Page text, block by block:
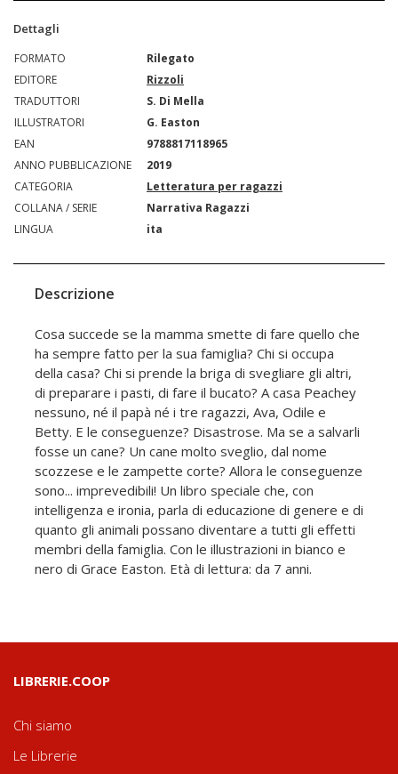
Dettagli
FORMATO
Rilegato
EDITORE
Rizzoli
TRADUTTORI
S. Di Mella
ILLUSTRATORI
G. Easton
EAN
9788817118965
ANNO PUBBLICAZIONE
2019
CATEGORIA
Letteratura per ragazzi
COLLANA / SERIE
Narrativa Ragazzi
LINGUA
ita
Descrizione
Cosa succede se la mamma smette di fare quello che
ha sempre fatto per la sua famiglia? Chi si occupa
della casa? Chi si prende la briga di svegliare gli altri,
di preparare i pasti, di fare il bucato? A casa Peachey
nessuno, né il papà né i tre ragazzi, Ava, Odile e
Betty. E le conseguenze? Disastrose. Ma se a salvarli
fosse un cane? Un cane molto sveglio, dal nome
scozzese e le zampette corte? Allora le conseguenze
sono... imprevedibili! Un libro speciale che, con
intelligenza e ironia, parla di educazione di genere e di
quanto gli animali possano diventare a tutti gli effetti
membri della famiglia. Con le illustrazioni in bianco e
nero di Grace Easton. Età di lettura: da 7 anni.
LIBRERIE.COOP
Chi siamo
Le Librerie